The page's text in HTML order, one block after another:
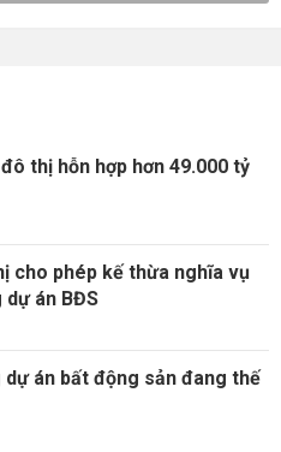
thị hỗn hợp hơn 49.000 tỷ
cho phép kế thừa nghĩa vụ
dự án BĐS
án bất động sản đang thế